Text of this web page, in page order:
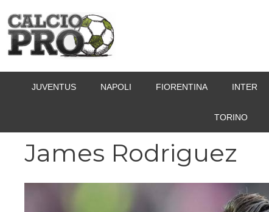
contenuto
JUVENTUS NAPOLI FIORENTINA INTER
TORINO
James Rodriguez